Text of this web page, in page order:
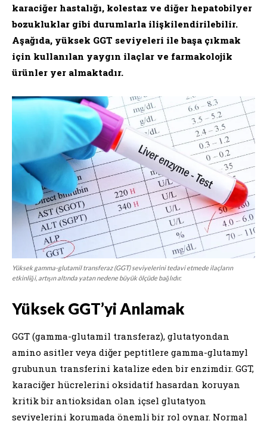
karaciğer hastalığı, kolestaz ve diğer hepatobilyer
bozukluklar gibi durumlarla ilişkilendirilebilir.
Aşağıda, yüksek GGT seviyeleri ile başa çıkmak
için kullanılan yaygın ilaçlar ve farmakolojik
ürünler yer almaktadır.
Yüksek gamma-glutamil transferaz (GGT) seviyelerini tedavi etmede ilaçların
etkinliği, artışın altında yatan nedene büyük ölçüde bağlıdır.
Yüksek GGT’yi Anlamak
GGT (gamma-glutamil transferaz), glutatyondan
amino asitler veya diğer peptitlere gamma-glutamyl
grubunun transferini katalize eden bir enzimdir. GGT,
karaciğer hücrelerini oksidatif hasardan koruyan
kritik bir antioksidan olan içsel glutatyon
seviyelerini korumada önemli bir rol oynar. Normal